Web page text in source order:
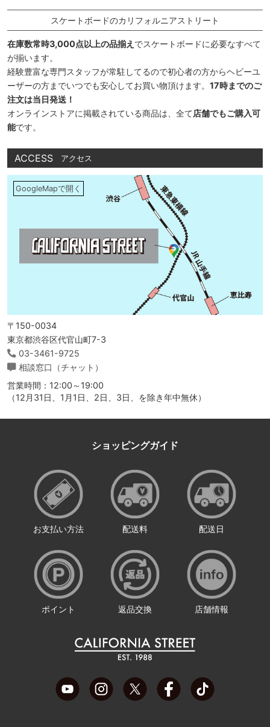
スケートボードのカリフォルニアストリート
在庫数常時3,000点以上の品揃え でスケートボードに必要なすべて
が揃います。
経験豊富な専門スタッフが常駐してるので初心者の方からヘビーユ
ーザーの方までいつでも安心してお買い物頂けます。 17時までのご
注文は当日発送！
オンラインストアに掲載されている商品は、全て店舗でもご購入可
能です。
ACCESS アクセス
GoogleMapで開く
〒150-0034
東京都渋谷区代官山町7-3
03-3461-9725
相談窓口（チャット）
営業時間：12:00～19:00
（12月31日、1月1日、2日、3日、を除き年中無休）
ショッピングガイド
お支払い方法 配送料 配送日
ポイント 返品交換 店舗情報